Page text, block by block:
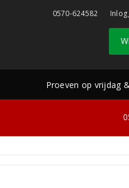
0570-624582
Proeven op vrijdag